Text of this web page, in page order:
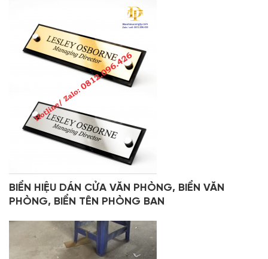
BIỂN HIỆU DÁN CỬA VĂN PHÒNG, BIỂN VĂN
PHÒNG, BIỂN TÊN PHÒNG BAN